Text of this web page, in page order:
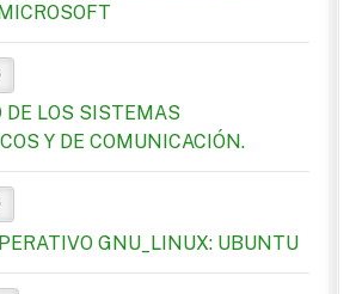
DE LOS SISTEMAS
Y DE COMUNICACIÓN.
GNU_LINUX: UBUNTU